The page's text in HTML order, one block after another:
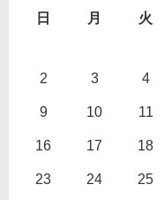
日 月 火
2 3 4
9 10 11
16 17 18
23 24 25